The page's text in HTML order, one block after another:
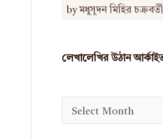
by মধুসূদন মিহির চক্রবর্তী
লেখালেখির উঠান
r